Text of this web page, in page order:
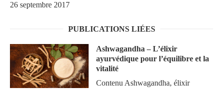
26 septembre 2017
PUBLICATIONS LIÉES
Ashwagandha – L’élixir
ayurvédique pour l’équilibre et la
vitalité
Contenu Ashwagandha, élixir